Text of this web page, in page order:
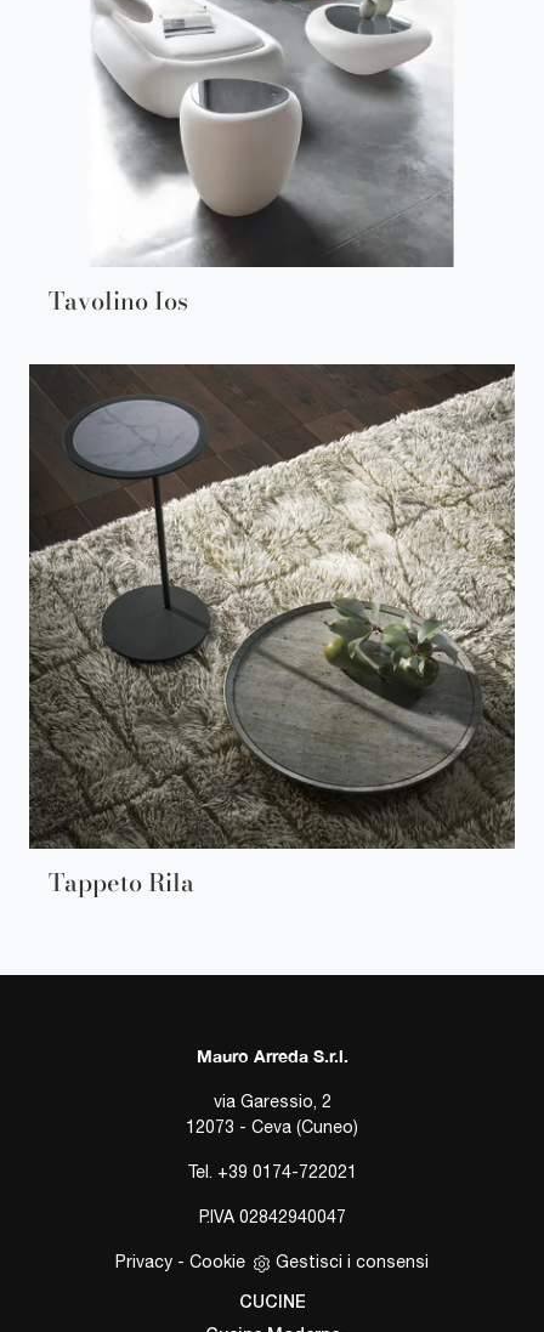
Tavolino Ios
Tappeto Rila
Mauro Arreda S.r.l.
via Garessio, 2
12073 - Ceva (Cuneo)
Tel. +39 0174-722021
P.IVA 02842940047
Privacy - Cookie Gestisci i consensi
CUCINE